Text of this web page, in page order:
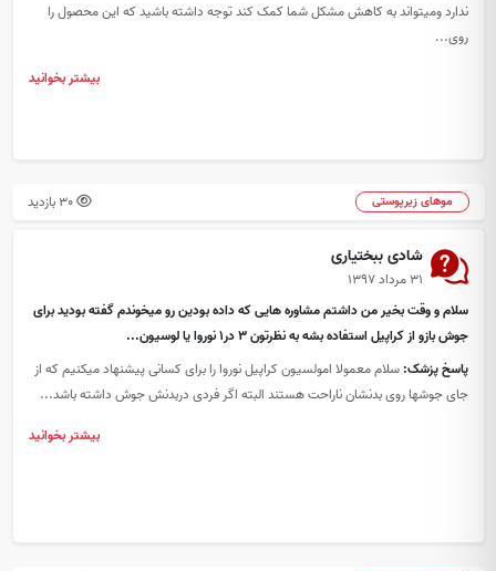
ندارد ومیتواند به کاهش مشکل شما کمک کند توجه داشته باشید که این محصول را
روی...
بیشتر بخوانید
موهای زیرپوستی 30 بازدید
شادی ببختیاری
۳۱ مرداد ۱۳۹۷
سلام و وقت بخیر من داشتم مشاوره هایی که داده بودین رو میخوندم گفته بودید برای
جوش بازو از کراپیل استفاده بشه به نظرتون 3 در1 نوروا یا لوسیون...
پاسخ پزشک: سلام معمولا امولسیون کراپیل نوروا را برای کسانی پیشنهاد میکنیم که از
جای جوشها روی بدنشان ناراحت هستند البته اگر فردی دربدنش جوش داشته باشد...
بیشتر بخوانید